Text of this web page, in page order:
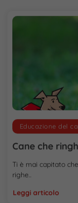
Educazione del
Cane che
Ti è mai capitato
righe..
Leggi articolo